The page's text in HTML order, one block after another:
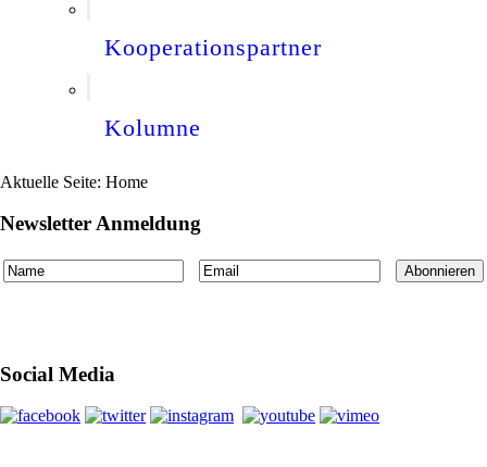
Kooperationspartner
Kolumne
Aktuelle Seite: Home
Newsletter Anmeldung
Social Media